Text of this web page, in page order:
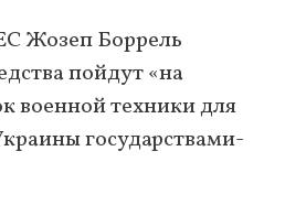
Жозеп Боррель
пойдут «на
военной техники для
государствами-